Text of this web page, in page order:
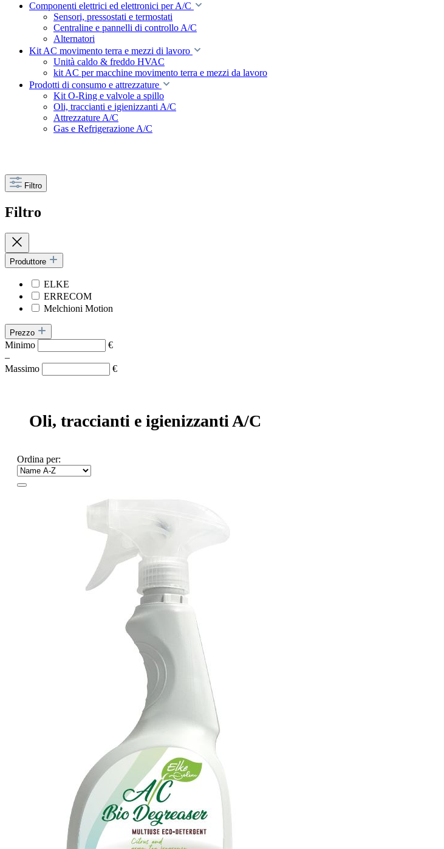
Componenti elettrici ed elettronici per A/C
Sensori, pressostati e termostati
Centraline e pannelli di controllo A/C
Alternatori
Kit AC movimento terra e mezzi di lavoro
Unità caldo & freddo HVAC
kit AC per macchine movimento terra e mezzi da lavoro
Prodotti di consumo e attrezzature
Kit O-Ring e valvole a spillo
Oli, traccianti e igienizzanti A/C
Attrezzature A/C
Gas e Refrigerazione A/C
Filtro
Filtro
Produttore
ELKE
ERRECOM
Melchioni Motion
Prezzo
Minimo
€
–
Massimo
€
Oli, traccianti e igienizzanti A/C
Ordina per: